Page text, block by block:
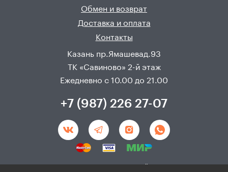
Обмен и возврат
Доставка и оплата
Контакты
Казань пр.Ямашевад.93
ТК «Савиново» 2-й этаж
Ежедневно с 10.00 до 21.00
+7 (987) 226 27-07